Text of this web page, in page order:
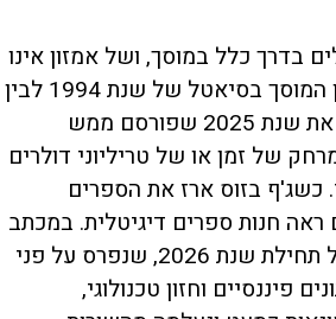
בדרך כלל במוסך, ושל אמזון אינו
שונה. אבל המרחק בין המוסך בסיאטל של שנת 1994 לבין
הדו"ח השנתי המסכם את שנת 2025 שפורסם ממש
של זמן או של טריליוני דולרים
כשג'ף בזוס ארז את הספרים
ראה חנות ספרים דיגיטלית. במכתב
האחרון למשקיעים של תחילת שנת 2026, שנפרס על פני
פיננסיים וחזון טכנולוגי,